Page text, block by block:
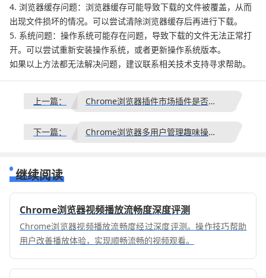
4. 浏览器缓存问题：浏览器缓存可能导致下载的文件被覆盖，从而
出现文件损坏的情况。可以尝试清除浏览器缓存后再进行下载。
5. 系统问题：操作系统可能存在问题，导致下载的文件无法正常打
开。可以尝试重新安装操作系统，或者更新操作系统版本。
如果以上方法都无法解决问题，建议联系相关技术支持寻求帮助。
上一篇： Chrome浏览器插件市场插件是否都安全
下一篇： Chrome浏览器多用户管理趣味操作技巧
继续阅读
Chrome浏览器视频播放流畅度深度评测
Chrome浏览器视频播放流畅度经过深度评测。操作技巧帮助
用户改善播放体验，实现顺畅流畅的视频观看。